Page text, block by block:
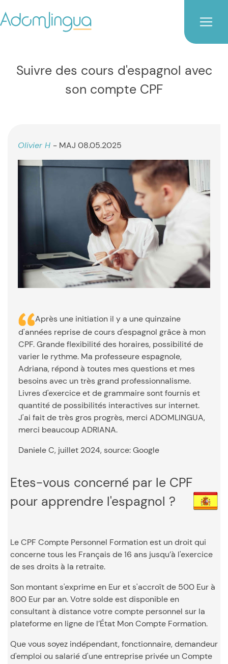
Suivre des cours d'espagnol avec
son compte CPF
Olivier H - MAJ 08.05.2025
Après une initiation il y a une quinzaine
d'années reprise de cours d'espagnol grâce à mon
CPF. Grande flexibilité des horaires, possibilité de
varier le rythme. Ma professeure espagnole,
Adriana, répond à toutes mes questions et mes
besoins avec un très grand professionnalisme.
Livres d'exercice et de grammaire sont fournis et
quantité de possibilités interactives sur internet.
J'ai fait de très gros progrès, merci ADOMLINGUA,
merci beaucoup ADRIANA.
Daniele C, juillet 2024, source: Google
Etes-vous concerné par le CPF
pour apprendre l'espagnol ?
Le CPF Compte Personnel Formation est un droit qui
concerne tous les Français de 16 ans jusqu’à l'exercice
de ses droits à la retraite.
Son montant s'exprime en Eur et s'accroît de 500 Eur à
800 Eur par an. Votre solde est disponible en
consultant à distance votre compte personnel sur la
plateforme en ligne de l’État Mon Compte Formation.
Que vous soyez indépendant, fonctionnaire, demandeur
d'emploi ou salarié d'une entreprise privée un Compte